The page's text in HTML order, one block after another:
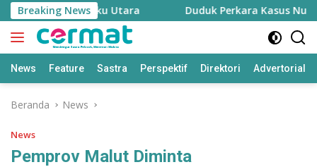
Langsung
ke
konten
Breaking News
di Maluku Utara Duduk Perkara Kasus Nurjaya
News Feature Sastra Perspektif Direktori Advertorial
Beranda News
News
Pemprov Malut Diminta